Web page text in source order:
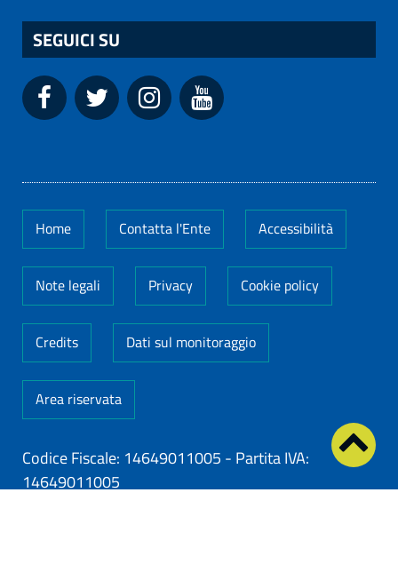
SEGUICI SU
Home Contatta l'Ente Accessibilità
Note legali Privacy Cookie policy
Credits Dati sul monitoraggio
Area riservata
Codice Fiscale: 14649011005 - Partita IVA:
14649011005